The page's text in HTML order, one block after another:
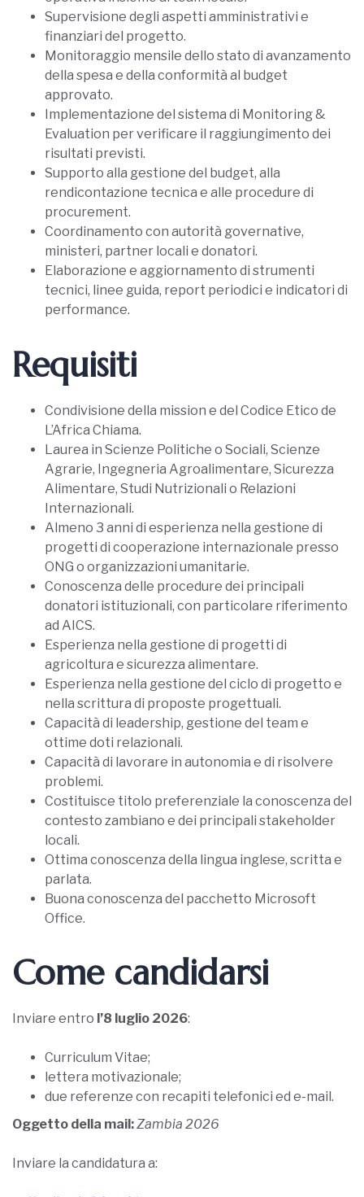
Supervisione degli aspetti amministrativi e
finanziari del progetto.
Monitoraggio mensile dello stato di avanzamento
della spesa e della conformità al budget
approvato.
Implementazione del sistema di Monitoring &
Evaluation per verificare il raggiungimento dei
risultati previsti.
Supporto alla gestione del budget, alla
rendicontazione tecnica e alle procedure di
procurement.
Coordinamento con autorità governative,
ministeri, partner locali e donatori.
Elaborazione e aggiornamento di strumenti
tecnici, linee guida, report periodici e indicatori di
performance.
Requisiti
Condivisione della mission e del Codice Etico de
L’Africa Chiama.
Laurea in Scienze Politiche o Sociali, Scienze
Agrarie, Ingegneria Agroalimentare, Sicurezza
Alimentare, Studi Nutrizionali o Relazioni
Internazionali.
Almeno 3 anni di esperienza nella gestione di
progetti di cooperazione internazionale presso
ONG o organizzazioni umanitarie.
Conoscenza delle procedure dei principali
donatori istituzionali, con particolare riferimento
ad AICS.
Esperienza nella gestione di progetti di
agricoltura e sicurezza alimentare.
Esperienza nella gestione del ciclo di progetto e
nella scrittura di proposte progettuali.
Capacità di leadership, gestione del team e
ottime doti relazionali.
Capacità di lavorare in autonomia e di risolvere
problemi.
Costituisce titolo preferenziale la conoscenza del
contesto zambiano e dei principali stakeholder
locali.
Ottima conoscenza della lingua inglese, scritta e
parlata.
Buona conoscenza del pacchetto Microsoft
Office.
Come candidarsi
Inviare entro l’8 luglio 2026:
Curriculum Vitae;
lettera motivazionale;
due referenze con recapiti telefonici ed e-mail.
Oggetto della mail:Zambia 2026
Inviare la candidatura a: